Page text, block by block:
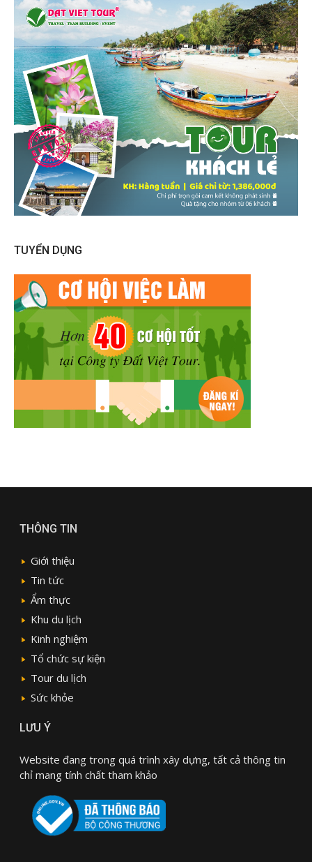
TUYỂN DỤNG
THÔNG TIN
Giới thiệu
Tin tức
Ẩm thực
Khu du lịch
Kinh nghiệm
Tổ chức sự kiện
Tour du lịch
Sức khỏe
LƯU Ý
Website đang trong quá trình xây dựng, tất cả thông tin
chỉ mang tính chất tham khảo